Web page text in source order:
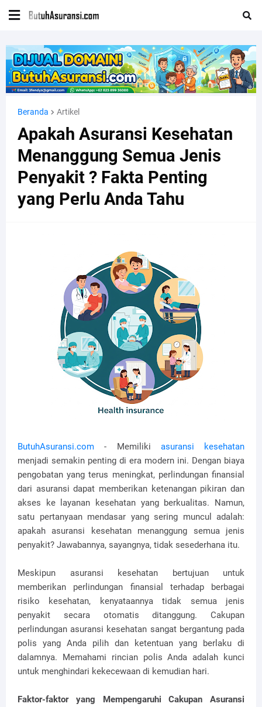
Beranda Artikel
Apakah Asuransi Kesehatan
Menanggung Semua Jenis
Penyakit ? Fakta Penting
yang Perlu Anda Tahu
ButuhAsuransi.com - Memiliki asuransi kesehatan
menjadi semakin penting di era modern ini. Dengan biaya
pengobatan yang terus meningkat, perlindungan finansial
dari asuransi dapat memberikan ketenangan pikiran dan
akses ke layanan kesehatan yang berkualitas. Namun,
satu pertanyaan mendasar yang sering muncul adalah:
apakah asuransi kesehatan menanggung semua jenis
penyakit? Jawabannya, sayangnya, tidak sesederhana itu.
Meskipun asuransi kesehatan bertujuan untuk
memberikan perlindungan finansial terhadap berbagai
risiko kesehatan, kenyataannya tidak semua jenis
penyakit secara otomatis ditanggung. Cakupan
perlindungan asuransi kesehatan sangat bergantung pada
polis yang Anda pilih dan ketentuan yang berlaku di
dalamnya. Memahami rincian polis Anda adalah kunci
untuk menghindari kekecewaan di kemudian hari.
Faktor-faktor yang Mempengaruhi Cakupan Asuransi